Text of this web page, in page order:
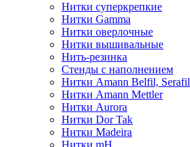
Нитки суперкрепкие
Нитки Gamma
Нитки оверлочные
Нитки вышивальные
Нить-резинка
Стенды с наполнением
Нитки Amann Belfil, Serafil
Нитки Amann Mettler
Нитки Aurora
Нитки Dor Tak
Нитки Madeira
Нитки mH